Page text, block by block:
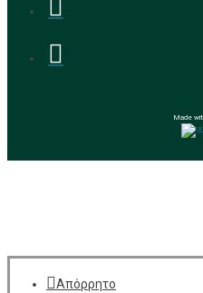
Made
Απόρρητο